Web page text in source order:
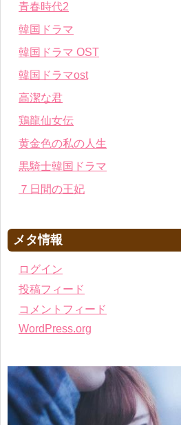
青春時代2
韓国ドラマ
韓国ドラマ OST
韓国ドラマost
高潔な君
鶏龍仙女伝
黄金色の私の人生
黒騎士韓国ドラマ
７日間の王妃
メタ情報
ログイン
投稿フィード
コメントフィード
WordPress.org